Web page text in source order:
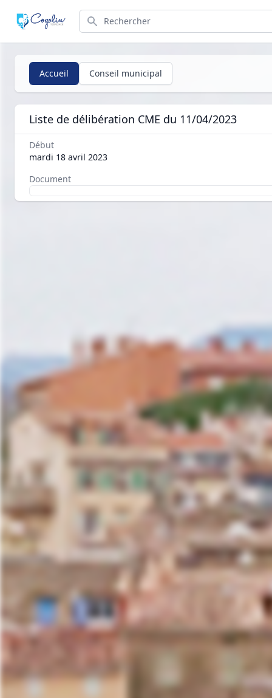
Search
Accueil Conseil municipal
Liste de délibération CME du 11/04/2023
Début
mardi 18 avril 2023
Document